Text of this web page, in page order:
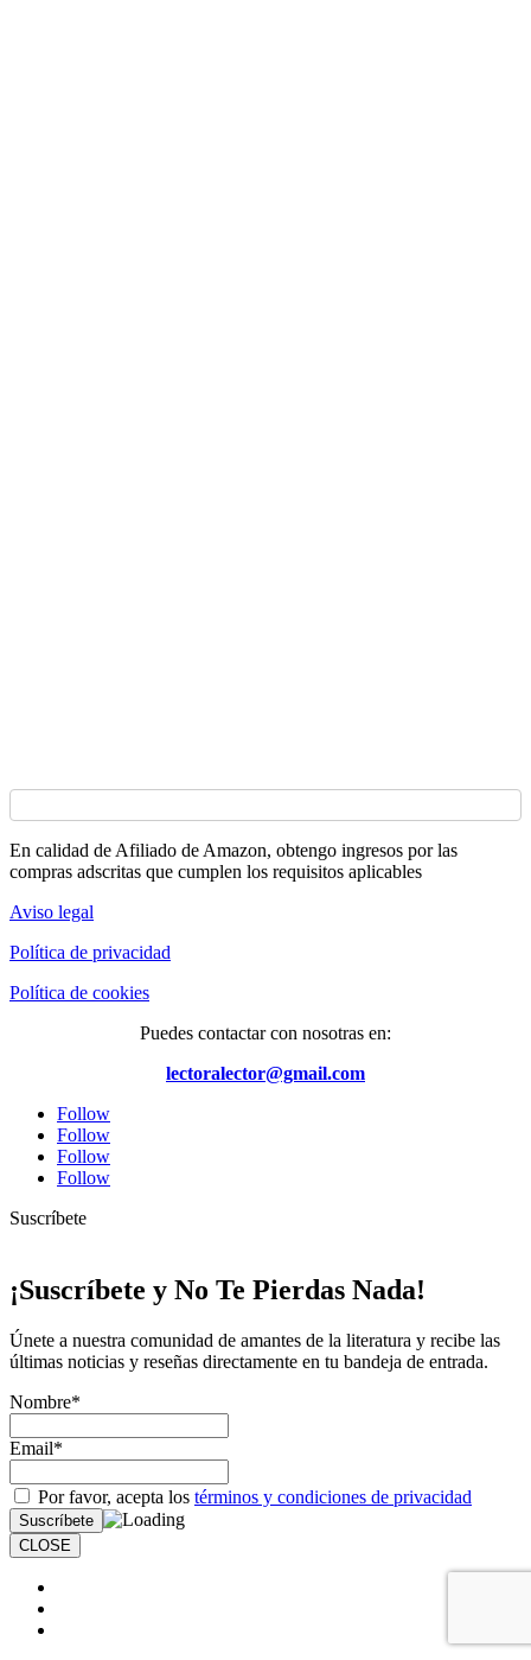
En calidad de Afiliado de Amazon, obtengo ingresos por las
compras adscritas que cumplen los requisitos aplicables
Aviso legal
Política de privacidad
Política de cookies
Puedes contactar con nosotras en:
lectoralector@gmail.com
Follow
Follow
Follow
Follow
Suscríbete
¡Suscríbete y No Te Pierdas Nada!
Únete a nuestra comunidad de amantes de la literatura y recibe las
últimas noticias y reseñas directamente en tu bandeja de entrada.
Nombre*
Email*
Por favor, acepta los términos y condiciones de privacidad
CLOSE